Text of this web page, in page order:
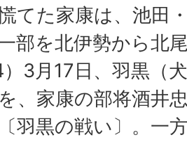
てた家康は、池田
部を北伊勢から北
3月17日、羽黒（
、家康の部将酒井
羽黒の戦い〕。一